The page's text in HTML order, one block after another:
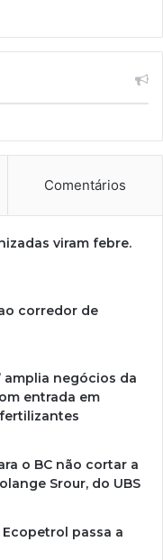
Comentários
viram febre.
corredor de
amplia negócios da
entrada em
o BC não cortar a
Srour, do UBS
passa a